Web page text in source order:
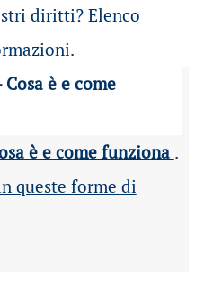
diritti? Elenco
è e come funziona .
queste forme di